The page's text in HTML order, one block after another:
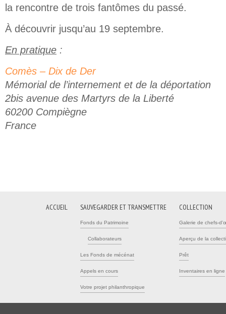
la rencontre de trois fantômes du passé.
À découvrir jusqu’au 19 septembre.
En pratique :
Comès – Dix de Der
Mémorial de l’internement et de la déportation
2bis avenue des Martyrs de la Liberté
60200 Compiègne
France
ACCUEIL SAUVEGARDER ET TRANSMETTRE
Fonds du Patrimoine
Collaborateurs
Les Fonds de mécénat
Appels en cours
Votre projet philanthropique
COLLECTION
Galerie de chefs-
Aperçu de la
Prêt
Inventaires en ligne